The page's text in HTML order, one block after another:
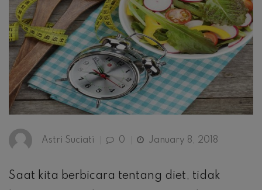
Astri Suciati 0 January 8, 2018
Saat kita berbicara tentang diet, tidak